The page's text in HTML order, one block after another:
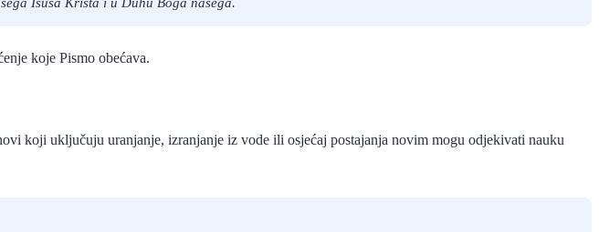
Isusa Krista i u Duhu Boga našega.
koje Pismo obećava.
koji uključuju uranjanje, izranjanje iz vode ili osjećaj postajanja novim mogu odjekivati nauku